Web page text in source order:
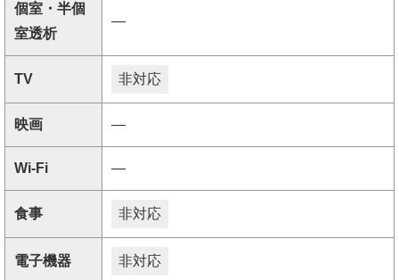
個室・半個
室透析
―
TV 非対応
映画 ―
Wi-Fi ―
食事 非対応
電子機器 非対応